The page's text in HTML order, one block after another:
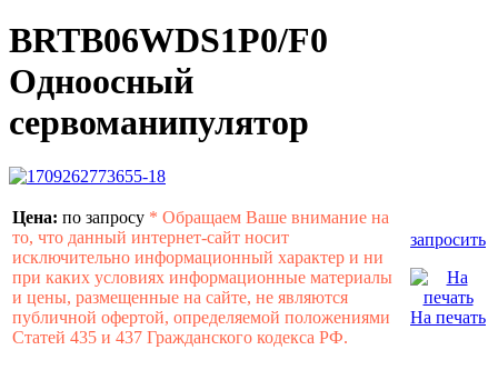
BRTB06WDS1P0/F0
Одноосный
сервоманипулятор
Цена: по запросу * Обращаем Ваше внимание на
то, что данный интернет-сайт носит
исключительно информационный характер и ни
при каких условиях информационные материалы
и цены, размещенные на сайте, не являются
публичной офертой, определяемой положениями
Статей 435 и 437 Гражданского кодекса РФ.
запросить
На печать